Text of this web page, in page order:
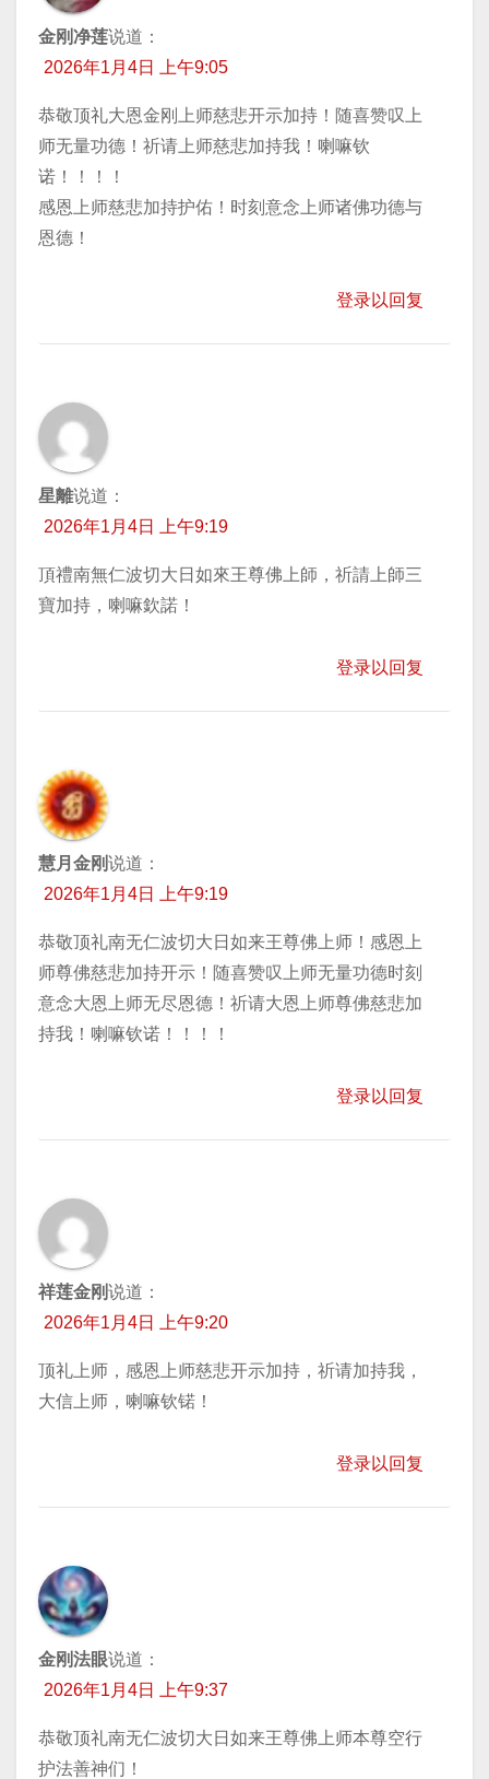
金刚净莲说道：
2026年1月4日 上午9:05
恭敬顶礼大恩金刚上师慈悲开示加持！随喜赞叹上
师无量功德！祈请上师慈悲加持我！喇嘛钦
诺！！！！
感恩上师慈悲加持护佑！时刻意念上师诸佛功德与
恩德！
登录以回复
星離说道：
2026年1月4日 上午9:19
頂禮南無仁波切大日如來王尊佛上師，祈請上師三
寶加持，喇嘛欽諾！
登录以回复
慧月金刚说道：
2026年1月4日 上午9:19
恭敬顶礼南无仁波切大日如来王尊佛上师！感恩上
师尊佛慈悲加持开示！随喜赞叹上师无量功德时刻
意念大恩上师无尽恩德！祈请大恩上师尊佛慈悲加
持我！喇嘛钦诺！！！！
登录以回复
祥莲金刚说道：
2026年1月4日 上午9:20
顶礼上师，感恩上师慈悲开示加持，祈请加持我，
大信上师，喇嘛钦锘！
登录以回复
金刚法眼说道：
2026年1月4日 上午9:37
恭敬顶礼南无仁波切大日如来王尊佛上师本尊空行
护法善神们！